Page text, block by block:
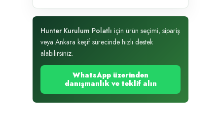
Hunter Kurulum Polatlı için ürün seçimi, sipariş
veya Ankara keşif sürecinde hızlı destek
alabilirsiniz.
WhatsApp üzerinden
danışmanlık ve teklif alın